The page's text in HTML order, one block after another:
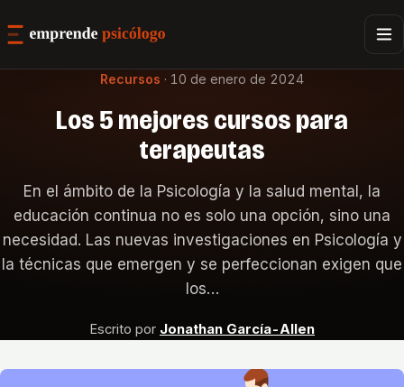
Recursos · 10 de enero de 2024
Los 5 mejores cursos para
terapeutas
En el ámbito de la Psicología y la salud mental, la
educación continua no es solo una opción, sino una
necesidad. Las nuevas investigaciones en Psicología y
la técnicas que emergen y se perfeccionan exigen que
los…
Escrito por Jonathan García-Allen